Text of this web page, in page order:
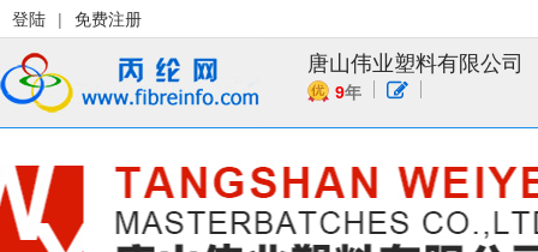
登陆 | 免费注册
唐山伟业塑料有限公司
9年